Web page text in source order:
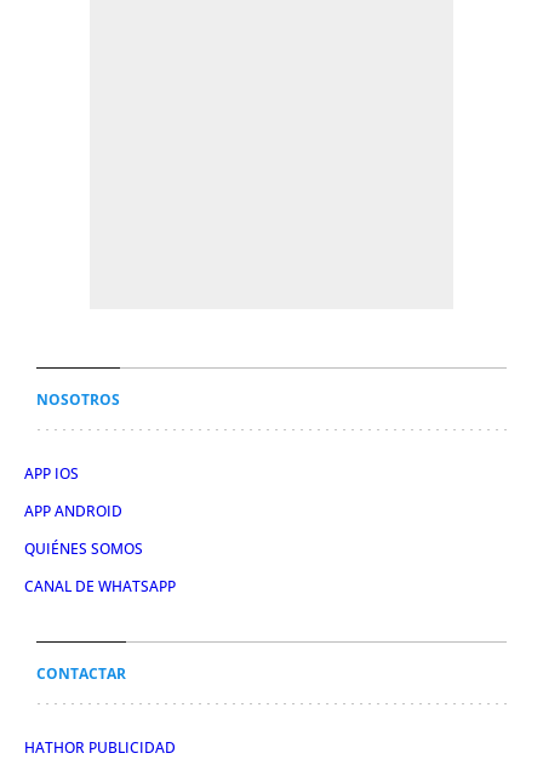
NOSOTROS
APP IOS
APP ANDROID
QUIÉNES SOMOS
CANAL DE WHATSAPP
CONTACTAR
HATHOR PUBLICIDAD